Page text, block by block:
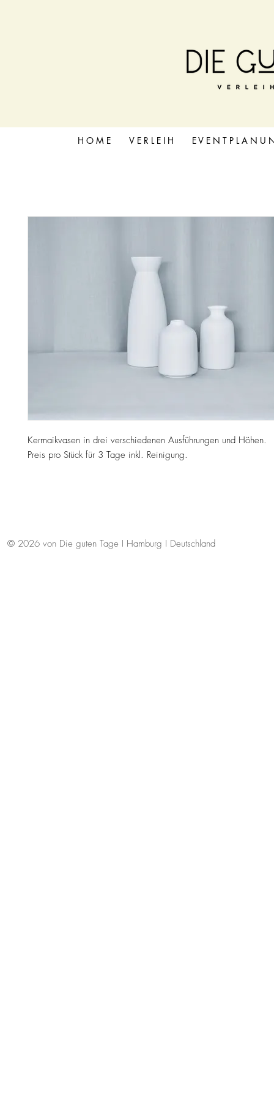
Kermaikvasen in drei verschiedenen Ausführungen und Höhen.
Preis pro Stück für 3 Tage inkl. Reinigung.
H O M E V E R L E I H E V E N T P L A N U
© 2026 von Die guten Tage I Hamburg I Deutschland